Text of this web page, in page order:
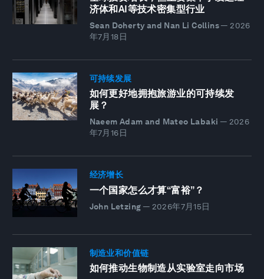
济体和AI等技术密集型行业
Sean Doherty and Nan Li Collins— 2026
年7月18日
可持续发展
如何更好地拥抱旅游业的可持续发
展？
Naeem Adam and Mateo Labaki — 2026
年7月16日
经济增长
一个国家怎么才算“富裕”？
John Letzing — 2026年7月15日
制造业和价值链
如何推动生物制造从实验室走向市场